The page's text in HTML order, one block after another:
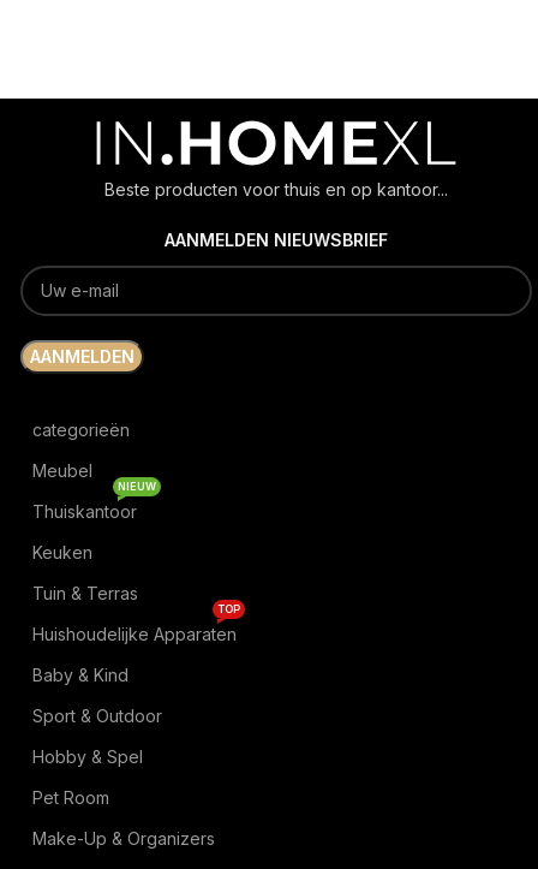
Beste producten voor thuis en op kantoor...
AANMELDEN NIEUWSBRIEF
categorieën
Meubel
Thuiskantoor
NIEUW
Keuken
Tuin & Terras
Huishoudelijke Apparaten
TOP
Baby & Kind
Sport & Outdoor
Hobby & Spel
Pet Room
Make-Up & Organizers